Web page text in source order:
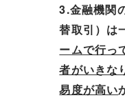
3.金融機関
替取引）は
ームで行っ
者がいきな
易度が高い